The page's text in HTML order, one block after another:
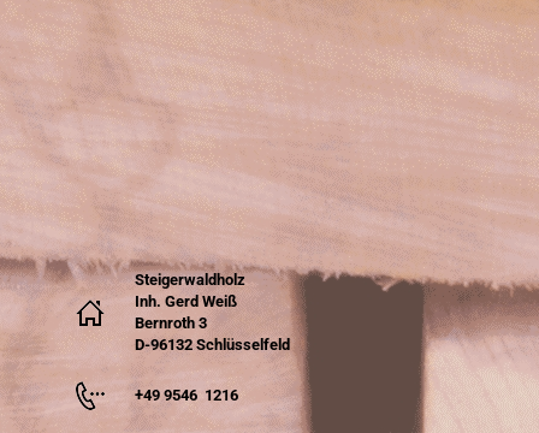
Steigerwaldholz
Inh. Gerd Weiß
Bernroth 3
D-96132 Schlüsselfeld
+49 9546 1216